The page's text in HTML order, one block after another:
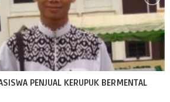
PENJUAL KERUPUK BERMENTAL